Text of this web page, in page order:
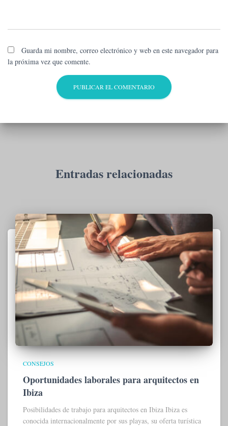
Guarda mi nombre, correo electrónico y web en este navegador para
la próxima vez que comente.
Entradas relacionadas
CONSEJOS
Oportunidades laborales para arquitectos en
Ibiza
Posibilidades de trabajo para arquitectos en Ibiza Ibiza es
conocida internacionalmente por sus playas, su oferta turística